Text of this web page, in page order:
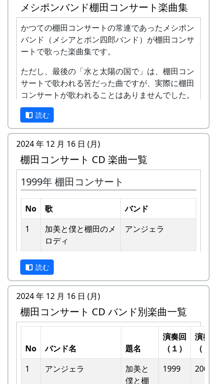
メシポンバンド棚田コンサート楽曲集
かつての棚田コンサートの常連であったメシポン
バンド（メシアとポン四郎バンド）が棚田コンサ
ートで歌った楽曲集です。
ただし、最後の「水と太陽の国で」は、棚田コン
サートで歌われる筈だった曲ですが、実際に棚田
コンサートが歌われることはありませんでした。
棚田のうた ～ふるさと加美の里へ～
私達メシポンバンドが若い頃連続出場を果たして
ガーの“坂庭省悟さん”を始め審査員の方が見守る
中、毎年優秀バンドが表彰されました。
私達は、この「棚田のうた ～ふるさと加美の里
へ～」で出場した年、“２位”に入ることができま
した。賞品は何と！「地元産の卵、半年分」でし
田んぼの真ん中で山積みの卵の箱を受け取り、バ
ンドメンバーで分けて持って帰ろうとしてたら、
他のバンドに目茶苦茶うらやましがられたのを覚
読む
2024 年 12 月 16 日 (月)
棚田コンサート CD 楽曲一覧
1999年 棚田コンサート
No 歌
バンド
1
加美と僕と棚⽥のメ
ロディ
アンジェラ
2 歌おうみんなで
3
ワンス・アンド・フ
4 僕の中のふるさと
H CORPORATION
5
棚⽥のイネに
メシアとポン四郎
バンド
読む
2024 年 12 月 16 日 (月)
棚田コンサート CD バンド別楽曲一覧
No バンド名 題名
演奏回
（１）
演奏回
（２）
1
アンジェラ
加美と
僕と棚
1999 2002